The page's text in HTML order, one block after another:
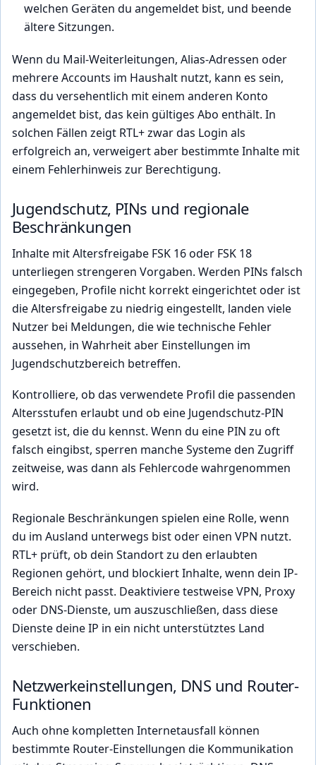
welchen Geräten du angemeldet bist, und beende
ältere Sitzungen.
Wenn du Mail-Weiterleitungen, Alias-Adressen oder
mehrere Accounts im Haushalt nutzt, kann es sein,
dass du versehentlich mit einem anderen Konto
angemeldet bist, das kein gültiges Abo enthält. In
solchen Fällen zeigt RTL+ zwar das Login als
erfolgreich an, verweigert aber bestimmte Inhalte mit
einem Fehlerhinweis zur Berechtigung.
Jugendschutz, PINs und regionale
Beschränkungen
Inhalte mit Altersfreigabe FSK 16 oder FSK 18
unterliegen strengeren Vorgaben. Werden PINs falsch
eingegeben, Profile nicht korrekt eingerichtet oder ist
die Altersfreigabe zu niedrig eingestellt, landen viele
Nutzer bei Meldungen, die wie technische Fehler
aussehen, in Wahrheit aber Einstellungen im
Jugendschutzbereich betreffen.
Kontrolliere, ob das verwendete Profil die passenden
Altersstufen erlaubt und ob eine Jugendschutz-PIN
gesetzt ist, die du kennst. Wenn du eine PIN zu oft
falsch eingibst, sperren manche Systeme den Zugriff
zeitweise, was dann als Fehlercode wahrgenommen
wird.
Regionale Beschränkungen spielen eine Rolle, wenn
du im Ausland unterwegs bist oder einen VPN nutzt.
RTL+ prüft, ob dein Standort zu den erlaubten
Regionen gehört, und blockiert Inhalte, wenn dein IP-
Bereich nicht passt. Deaktiviere testweise VPN, Proxy
oder DNS-Dienste, um auszuschließen, dass diese
Dienste deine IP in ein nicht unterstütztes Land
verschieben.
Netzwerkeinstellungen, DNS und Router-
Funktionen
Auch ohne kompletten Internetausfall können
bestimmte Router-Einstellungen die Kommunikation